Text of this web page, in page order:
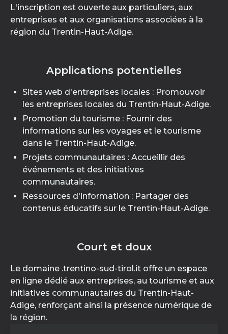
L'inscription est ouverte aux particuliers, aux
entreprises et aux organisations associées à la
région du Trentin-Haut-Adige.
Applications potentielles
Sites web d'entreprises locales : Promouvoir
les entreprises locales du Trentin-Haut-Adige.
Promotion du tourisme : Fournir des
informations sur les voyages et le tourisme
dans le Trentin-Haut-Adige.
Projets communautaires : Accueillir des
événements et des initiatives
communautaires.
Ressources d'information : Partager des
contenus éducatifs sur le Trentin-Haut-Adige.
Court et doux
Le domaine .trentino-sud-tirol.it offre un espace
en ligne dédié aux entreprises, au tourisme et aux
initiatives communautaires du Trentin-Haut-
Adige, renforçant ainsi la présence numérique de
la région.